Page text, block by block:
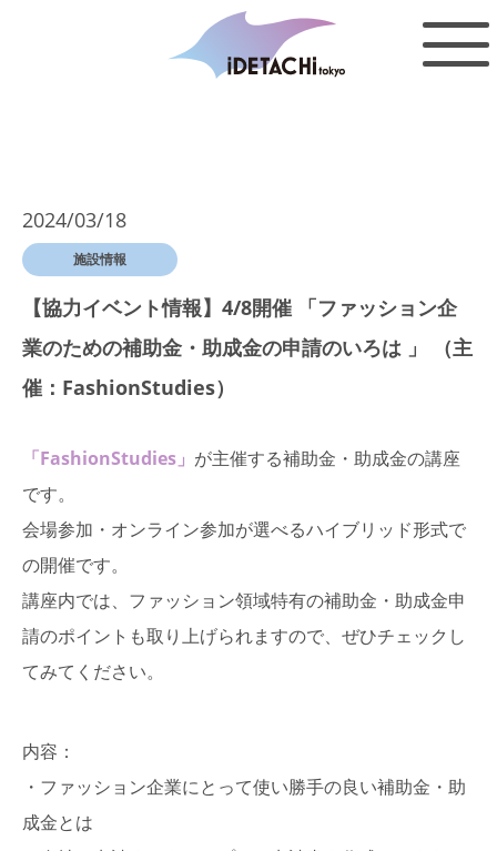
2024/03/18
施設情報
【協力イベント情報】4/8開催 「ファッション企
業のための補助金・助成金の申請のいろは 」 （主
催：FashionStudies）
「FashionStudies」 が主催する補助金・助成金の講座
です。
会場参加・オンライン参加が選べるハイブリッド形式で
の開催です。
講座内では、ファッション領域特有の補助金・助成金申
請のポイントも取り上げられますので、ぜひチェックし
てみてください。
内容：
・ファッション企業にとって使い勝手の良い補助金・助
成金とは